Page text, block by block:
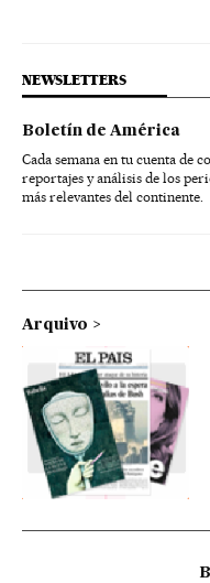
NEWSLETTERS
Boletín de América
Cada semana en tu cuenta de
reportajes y análisis de los
más relevantes del continente.
Arquivo